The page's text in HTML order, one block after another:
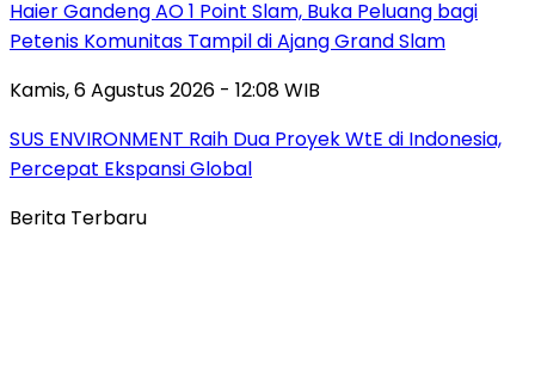
Haier Gandeng AO 1 Point Slam, Buka Peluang bagi
Petenis Komunitas Tampil di Ajang Grand Slam
Kamis, 6 Agustus 2026 - 12:08 WIB
SUS ENVIRONMENT Raih Dua Proyek WtE di Indonesia,
Percepat Ekspansi Global
Berita Terbaru